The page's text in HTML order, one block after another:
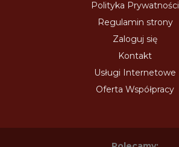
Polityka Prywatności
Regulamin strony
Zaloguj się
Kontakt
Usługi Internetowe
Oferta Współpracy